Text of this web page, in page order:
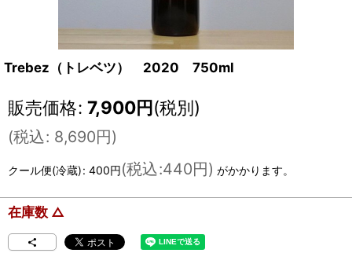
Trebez（トレベツ） 2020 750ml
販売価格: 7,900円(税別)
(税込: 8,690円)
クール便(冷蔵): 400円(税込:440円) がかかります。
在庫数 △